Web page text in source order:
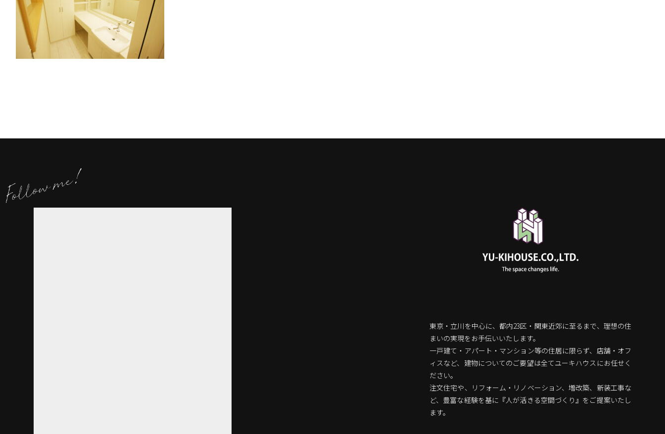
東京・立川を中心に、都内23区・関東近郊に至るまで、理想の住
まいの実現をお手伝いいたします。
一戸建て・アパート・マンション等の住居に限らず、店舗・オフ
ィスなど、建物についてのご要望は全てユーキハウスにお任せく
ださい。
注文住宅や、リフォーム・リノベーション、増改築、新装工事な
ど、豊富な経験を基に『人が活きる空間づくり』をご提案いたし
ます。